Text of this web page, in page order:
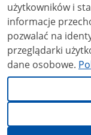
użytkowników i stale
informacje
pozwalać na
przeglądarki
dane osobowe.